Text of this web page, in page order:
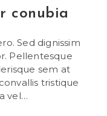
conubia
Sed dignissim
Pellentesque
sem at
tristique
vel…